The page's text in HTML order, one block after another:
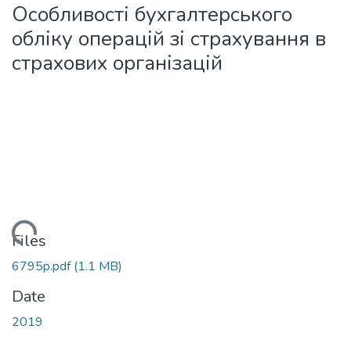
Особливості бухгалтерського
обліку операцій зі страхування в
страхових організацій
Loading...
Files
6795p.pdf(1.1 MB)
Date
2019